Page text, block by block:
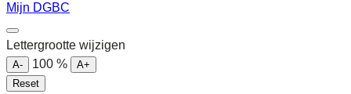
Mijn DGBC
Lettergrootte wijzigen
A- 100 %
A+
Reset